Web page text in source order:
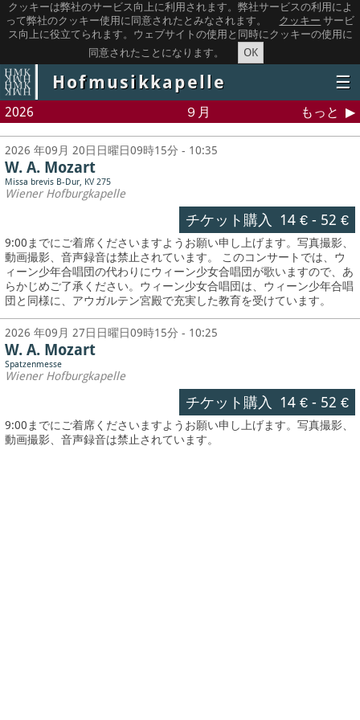
クッキーは弊社のサービス向上に利用されます。弊社サービスの利用によ
って弊社のクッキー使用に同意されたとみなされます。
クッキー サービ
ス向上に役立てられます。ウェブサイトの使用と同時にクッキーの使用に
同意されたことになります。
OK
Hofmusikkapelle ☰
2026 ９月 もっと
2026 年09月 20日日曜日09時15分 - 10:35
W. A. Mozart
Missa brevis B-Dur, KV 275
Wiener Hofburgkapelle
チケット購入 14 €- 52 €
9:00までにご着席くださいますようお願い申し上げます。写真撮影、
動画撮影、音声録音は禁止されています。 このコンサートでは、ウ
ィーン少年合唱団の代わりにウィーン少女合唱団が歌いますので、あ
らかじめご了承ください。ウィーン少女合唱団は、ウィーン少年合唱
団と同様に、アウガルテン宮殿で充実した教育を受けています。
2026 年09月 27日日曜日09時15分 - 10:25
W. A. Mozart
Spatzenmesse
Wiener Hofburgkapelle
チケット購入 14 €- 52 €
9:00までにご着席くださいますようお願い申し上げます。写真撮影、
動画撮影、音声録音は禁止されています。